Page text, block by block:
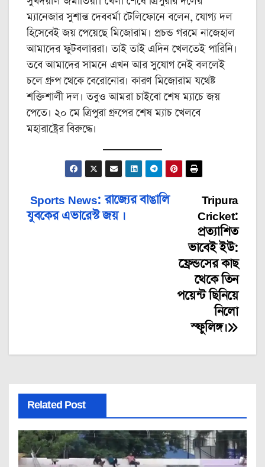
ম্যানেজার সুশান্ত দেববর্মা টেলিফোনে বলেন, যোগ্য দল
হিসেবেই জয় পেয়েছে মিজোরাম। প্রচন্ড গরমে নাজেহাল
আমাদের ফুটবলাররা। তাই তাই এদিন খেলতেই পারিনি।
তবে আমাদের সামনে এখন আর সুযোগ নেই বললেই
চলে গ্রুপ থেকে বেরোনোর। কারণ মিজোরাম যথেষ্ট
শক্তিশালী দল। তবুও আমরা চাইবো শেষ ম্যাচে জয়
পেতে। ২০ মে ত্রিপুরা গ্রুপের শেষ ম্যাচ খেলবে
মহারাষ্ট্রের বিরুদ্ধে।‌
Post
navigation
Tripura
Cricket:
প্রত্যাশিত
ভাবেই ইউ:‌
ফ্রেন্ডসের কাছ
থেকে তিন
পয়েন্ট ছিনিয়ে
নিলো
স্ফুলিঙ্গ।
Sports News: রাজ্যের বাঙালি
যুবকের এভারেস্ট জয় ।
Related Post